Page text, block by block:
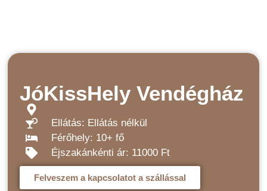
JóKissHely Vendégház
Ellátás: Ellátás nélkül
Férőhely: 10+ fő
Éjszakánkénti ár: 11000 Ft
Felveszem a kapcsolatot a szállással